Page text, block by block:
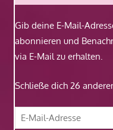
Gib deine E-Mail-
abonnieren und
via E-Mail zu erhalten.
Schließe dich 26
E-